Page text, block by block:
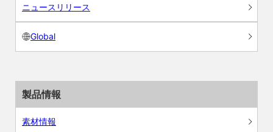
ニュースリリース
Global
製品情報
素材情報